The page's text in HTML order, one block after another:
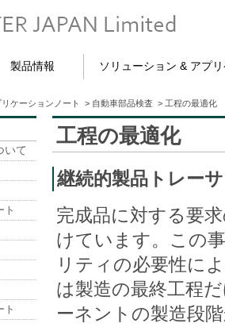
製品情報 ソリューション & アプ
ケーションノート > 自動車部品検査 > 工程の最適化
いて
ト
ト
工程の最適化
継続的製品トレー
完成品に対する要
けています。この
リティの必要性に
は製造の最終工程
ーネントの製造段